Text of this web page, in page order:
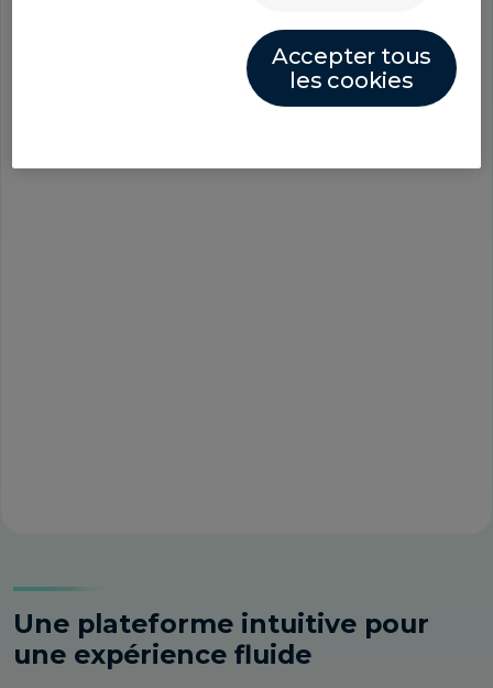
sécurité et de conformité
Proposez des options de
Une plateforme intuitive pour
une expérience fluide
Accepter tous
les cookies